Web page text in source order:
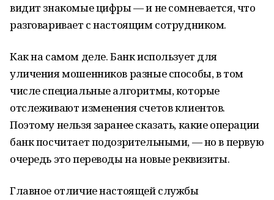
видит знакомые цифры — и не сомневается, что
разговаривает с настоящим сотрудником.
Как на самом деле. Банк использует для
уличения мошенников разные способы, в том
числе специальные алгоритмы, которые
отслеживают изменения счетов клиентов.
Поэтому нельзя заранее сказать, какие операции
банк посчитает подозрительными, — но в первую
очередь это переводы на новые реквизиты.
Главное отличие настоящей службы